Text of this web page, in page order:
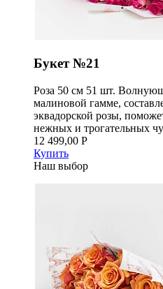
Букет №21
Роза 50 см 51 шт.
малиновой гамме,
эквадорской розы,
нежных и трогательных
12 499,00 Р
Купить
Наш выбор